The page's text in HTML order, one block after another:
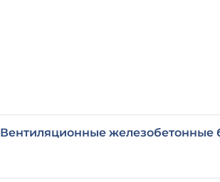
Вентиляционные железобетонные